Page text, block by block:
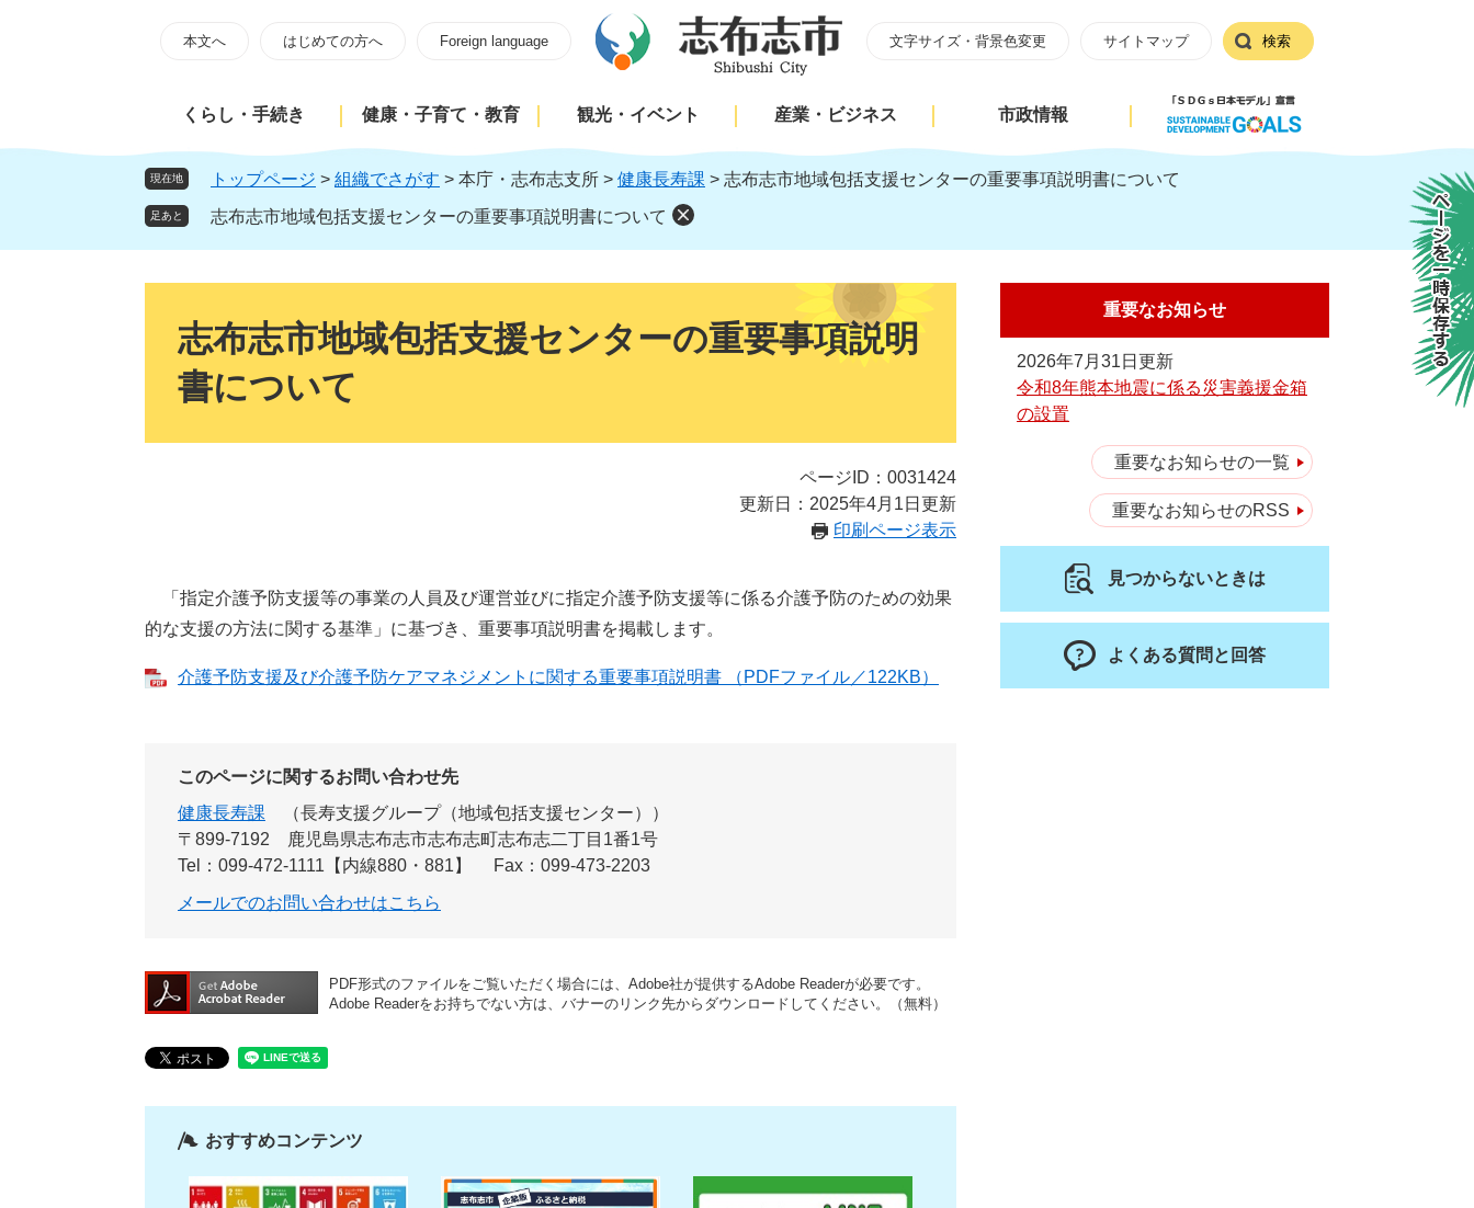
頭
飛
本
本文へ はじめての方へ Foreign language 文字サイズ・背景色変更 サイトマップ 検索
くらし・手続き 健康・子育て・教育 観光・イベント 産業・ビジネス 市政情報
現在地 トップページ > 組織でさがす > 本庁・志布志支所 > 健康長寿課 > 志布志市地域包括支援センターの重要事項説明書について
足あと 志布志市地域包括支援センターの重要事項説明書について
志布志市地域包括支援センターの重要事項説明
書について
ページID：0031424
更新日：2025年4月1日更新
印刷ページ表示
「指定介護予防支援等の事業の人員及び運営並びに指定介護予防支援等に係る介護予防のための効果
的な支援の方法に関する基準」に基づき、重要事項説明書を掲載します。
介護予防支援及び介護予防ケアマネジメントに関する重要事項説明書 （PDFファイル／122KB）
このページに関するお問い合わせ先
健康長寿課
長寿支援グループ（地域包括支援センター）
〒899-7192
鹿児島県志布志市志布志町志布志二丁目1番1号
Tel：099-472-1111【内線880・881】
Fax：099-473-2203
メールでのお問い合わせはこちら
PDF形式のファイルをご覧いただく場合には、Adobe社が提供するAdobe Readerが必要です。
Adobe Readerをお持ちでない方は、バナーのリンク先からダウンロードしてください。（無料）
おすすめコンテンツ
重要なお知らせ
2026年7月31日更新
令和8年熊本地震に係る災害義援金箱
の設置
重要なお知らせの一覧
重要なお知らせのRSS
見つからないときは
よくある質問と回答
ページを一時保存する